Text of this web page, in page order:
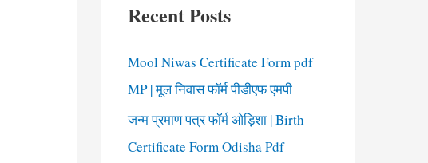
h
Recent Posts
Mool Niwas Certificate Form pdf
MP | मूल निवास फॉर्म पीडीएफ एमपी
जन्म प्रमाण पत्र फॉर्म ओड़िशा | Birth
Certificate Form Odisha Pdf